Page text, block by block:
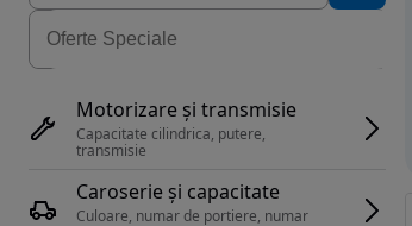
Motorizare și transmisie
Capacitate cilindrica, putere,
transmisie
Caroserie și capacitate
Culoare, numar de portiere, numar